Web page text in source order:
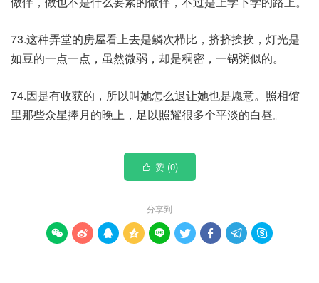
73.这种弄堂的房屋看上去是鳞次栉比，挤挤挨挨，灯光是
如豆的一点一点，虽然微弱，却是稠密，一锅粥似的。
74.因是有收获的，所以叫她怎么退让她也是愿意。照相馆
里那些众星捧月的晚上，足以照耀很多个平淡的白昼。
 赞 (0)
分享到
        